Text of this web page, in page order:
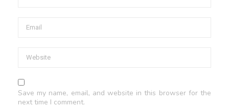
Save my name, email, and website in this browser for the
next time I comment.